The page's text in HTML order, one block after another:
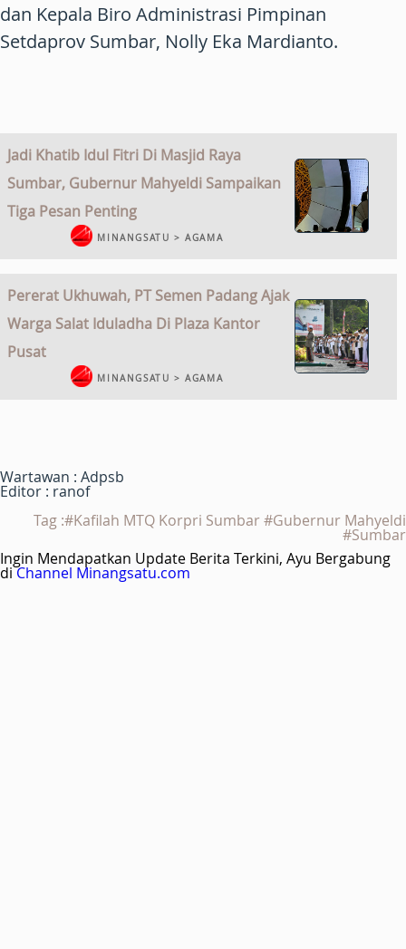
dan Kepala Biro Administrasi Pimpinan
Setdaprov Sumbar, Nolly Eka Mardianto.
Jadi Khatib Idul Fitri Di Masjid Raya
Sumbar, Gubernur Mahyeldi Sampaikan
Tiga Pesan Penting
MINANGSATU > AGAMA
Pererat Ukhuwah, PT Semen Padang Ajak
Warga Salat Iduladha Di Plaza Kantor
Pusat
MINANGSATU > AGAMA
Wartawan : Adpsb
Editor : ranof
Tag :#Kafilah MTQ Korpri Sumbar #Gubernur Mahyeldi
#Sumbar
Ingin Mendapatkan Update Berita Terkini, Ayu Bergabung
diChannel Minangsatu.com